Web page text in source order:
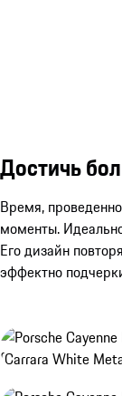
Достичь
Время,
моменты.
Его дизайн
эффектно